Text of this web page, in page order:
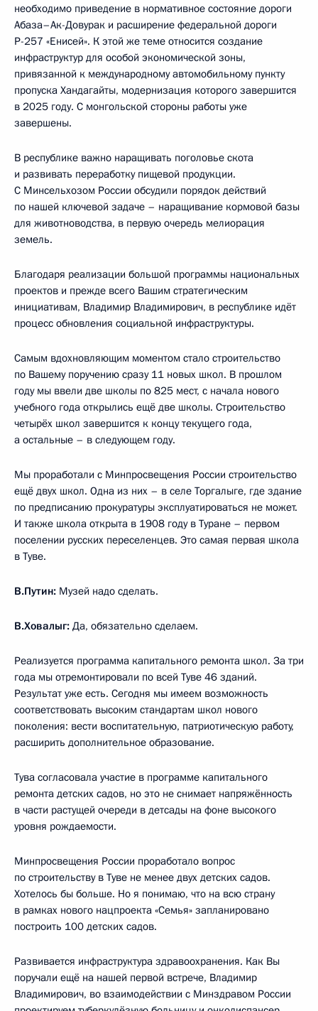
необходимо приведение в нормативное состояние дороги
Абаза–Ак-Довурак и расширение федеральной дороги
Р-257 «Енисей». К этой же теме относится создание
инфраструктур для особой экономической зоны,
привязанной к международному автомобильному пункту
пропуска Хандагайты, модернизация которого завершится
в 2025 году. С монгольской стороны работы уже
завершены.
В республике важно наращивать поголовье скота
и развивать переработку пищевой продукции.
С Минсельхозом России обсудили порядок действий
по нашей ключевой задаче – наращивание кормовой базы
для животноводства, в первую очередь мелиорация
земель.
Благодаря реализации большой программы национальных
проектов и прежде всего Вашим стратегическим
инициативам, Владимир Владимирович, в республике идёт
процесс обновления социальной инфраструктуры.
Самым вдохновляющим моментом стало строительство
по Вашему поручению сразу 11 новых школ. В прошлом
году мы ввели две школы по 825 мест, с начала нового
учебного года открылись ещё две школы. Строительство
четырёх школ завершится к концу текущего года,
а остальные – в следующем году.
Мы проработали с Минпросвещения России строительство
ещё двух школ. Одна из них – в селе Торгалыге, где здание
по предписанию прокуратуры эксплуатироваться не может.
И также школа открыта в 1908 году в Туране – первом
поселении русских переселенцев. Это самая первая школа
в Туве.
В.Путин: Музей надо сделать.
В.Ховалыг: Да, обязательно сделаем.
Реализуется программа капитального ремонта школ. За три
года мы отремонтировали по всей Туве 46 зданий.
Результат уже есть. Сегодня мы имеем возможность
соответствовать высоким стандартам школ нового
поколения: вести воспитательную, патриотическую работу,
расширить дополнительное образование.
Тува согласовала участие в программе капитального
ремонта детских садов, но это не снимает напряжённость
в части растущей очереди в детсады на фоне высокого
уровня рождаемости.
Минпросвещения России проработало вопрос
по строительству в Туве не менее двух детских садов.
Хотелось бы больше. Но я понимаю, что на всю страну
в рамках нового нацпроекта «Семья» запланировано
построить 100 детских садов.
Развивается инфраструктура здравоохранения. Как Вы
поручали ещё на нашей первой встрече, Владимир
Владимирович, во взаимодействии с Минздравом России